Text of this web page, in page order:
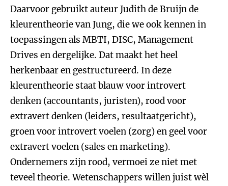
Daarvoor gebruikt auteur Judith de Bruijn de
kleurentheorie van Jung, die we ook kennen in
toepassingen als MBTI, DISC, Management
Drives en dergelijke. Dat maakt het heel
herkenbaar en gestructureerd. In deze
kleurentheorie staat blauw voor introvert
denken (accountants, juristen), rood voor
extravert denken (leiders, resultaatgericht),
groen voor introvert voelen (zorg) en geel voor
extravert voelen (sales en marketing).
Ondernemers zijn rood, vermoei ze niet met
teveel theorie. Wetenschappers willen juist wèl